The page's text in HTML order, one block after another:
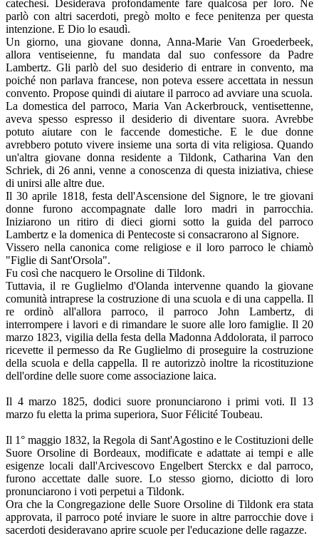
catechesi. Desiderava profondamente fare qualcosa per loro. Ne
parlò con altri sacerdoti, pregò molto e fece penitenza per questa
intenzione. E Dio lo esaudì.
Un giorno, una giovane donna, Anna-Marie Van Groederbeek,
allora ventiseienne, fu mandata dal suo confessore da Padre
Lambertz. Gli parlò del suo desiderio di entrare in convento, ma
poiché non parlava francese, non poteva essere accettata in nessun
convento. Propose quindi di aiutare il parroco ad avviare una scuola.
La domestica del parroco, Maria Van Ackerbrouck, ventisettenne,
aveva spesso espresso il desiderio di diventare suora. Avrebbe
potuto aiutare con le faccende domestiche. E le due donne
avrebbero potuto vivere insieme una sorta di vita religiosa. Quando
un'altra giovane donna residente a Tildonk, Catharina Van den
Schriek, di 26 anni, venne a conoscenza di questa iniziativa, chiese
di unirsi alle altre due.
Il 30 aprile 1818, festa dell'Ascensione del Signore, le tre giovani
donne furono accompagnate dalle loro madri in parrocchia.
Iniziarono un ritiro di dieci giorni sotto la guida del parroco
Lambertz e la domenica di Pentecoste si consacrarono al Signore.
Vissero nella canonica come religiose e il loro parroco le chiamò
"Figlie di Sant'Orsola".
Fu così che nacquero le Orsoline di Tildonk.
Tuttavia, il re Guglielmo d'Olanda intervenne quando la giovane
comunità intraprese la costruzione di una scuola e di una cappella. Il
re ordinò all'allora parroco, il parroco John Lambertz, di
interrompere i lavori e di rimandare le suore alle loro famiglie. Il 20
marzo 1823, vigilia della festa della Madonna Addolorata, il parroco
ricevette il permesso da Re Guglielmo di proseguire la costruzione
della scuola e della cappella. Il re autorizzò inoltre la ricostituzione
dell'ordine delle suore come associazione laica.
Il 4 marzo 1825, dodici suore pronunciarono i primi voti. Il 13
marzo fu eletta la prima superiora, Suor Félicité Toubeau.
Il 1° maggio 1832, la Regola di Sant'Agostino e le Costituzioni delle
Suore Orsoline di Bordeaux, modificate e adattate ai tempi e alle
esigenze locali dall'Arcivescovo Engelbert Sterckx e dal parroco,
furono accettate dalle suore. Lo stesso giorno, diciotto di loro
pronunciarono i voti perpetui a Tildonk.
Ora che la Congregazione delle Suore Orsoline di Tildonk era stata
approvata, il parroco poté inviare le suore in altre parrocchie dove i
sacerdoti desideravano aprire scuole per l'educazione delle ragazze.